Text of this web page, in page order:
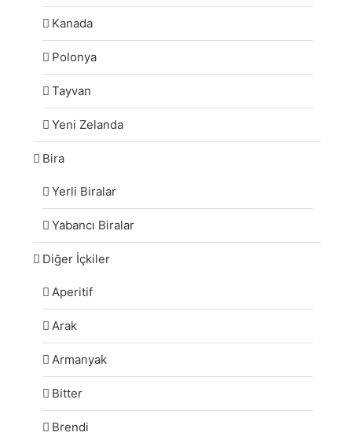
Kanada
Polonya
Tayvan
Yeni Zelanda
Bira
Yerli Biralar
Yabancı Biralar
Diğer İçkiler
Aperitif
Arak
Armanyak
Bitter
Brendi